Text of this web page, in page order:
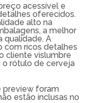
acessível e
oferecidos.
alto na
a melhor
qualidade. A
com ricos detalhes
cliente vislumbre
rótulo de cerveja
preview foram
estão inclusas no